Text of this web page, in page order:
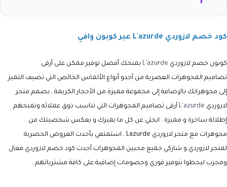
كود خصم لازوردي L'azurde عبر كوبون وافي
كوبون خصم لازوردي L'azurde يمنحك أفضل توفير ممكن على أرقى
تصاميم المجوهرات العصرية من أجدو أنواع الألماس الخالص التي تضيف التميز
إلى مجوهراتك بالإضافة إلى مجموعة مميزة من الأحجار الكريمة , يصمم متجر
لازوردي L'azurde أرقى تصاميم المجوهرات التي تناسب ذوق عملائه وتمنحهم
إطلالة ساحرة و مميزة . ابحثي عن كل ما يميزك و يعكس شخصيتك من
مجوهرات مع متجر لازوردي Lazurde ,
استمتعي بأحدث العروض الحصرية
لمتجر لازوردي و شاركي جميع محبين المجوهرات أحدث كود خصم لازوردي فعال
ومجرب ليحظوا بتوفير فوري وخصومات إضافية على كافة مشترياتهم .